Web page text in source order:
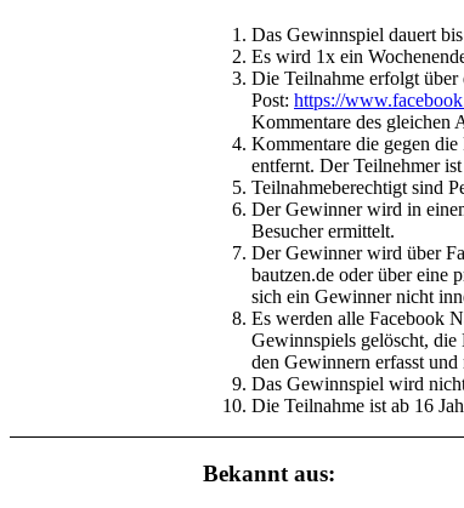
Das Gewinnspiel dauert
Es wird 1x ein
Die Teilnahme erfolgt über
Post: https://
Kommentare des gleichen
Kommentare die gegen
entfernt. Der Teilnehmer
Teilnahmeberechtigt sind
Der Gewinner wird in
Besucher ermittelt.
Der Gewinner wird über
bautzen.de oder über eine
sich ein Gewinner nicht
Es werden alle Facebook
Gewinnspiels gelöscht, die
den Gewinnern erfasst
Das Gewinnspiel wird
Die Teilnahme ist ab 16
Bekannt aus: